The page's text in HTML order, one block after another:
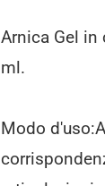
Arnica Gel in
ml.
Modo